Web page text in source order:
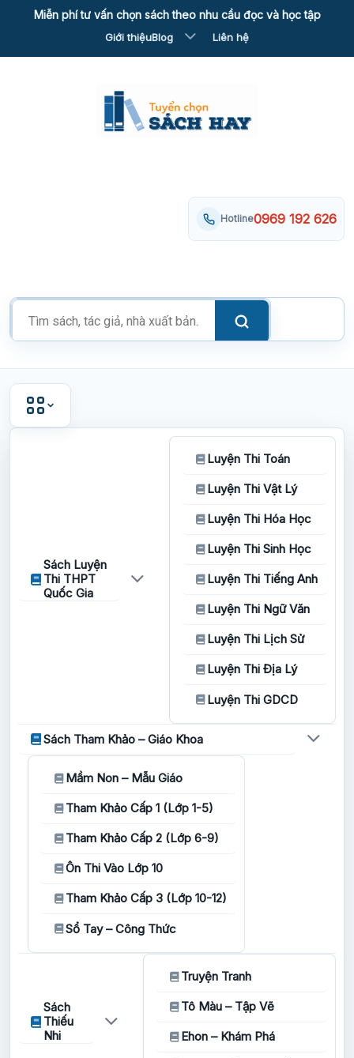
Miễn phí tư vấn chọn sách theo nhu cầu đọc và học tập
Giới thiệuBlog Liên hệ
Tìm
kiếm
phẩm
Hotline0969 192 626
Sách Luyện
Thi THPT
Quốc Gia
Luyện Thi Toán
Luyện Thi Vật Lý
Luyện Thi Hóa Học
Luyện Thi Sinh Học
Luyện Thi Tiếng Anh
Luyện Thi Ngữ Văn
Luyện Thi Lịch Sử
Luyện Thi Địa Lý
Luyện Thi GDCD
Sách Tham Khảo – Giáo Khoa
Mầm Non – Mẫu Giáo
Tham Khảo Cấp 1 (Lớp 1-5)
Tham Khảo Cấp 2 (Lớp 6-9)
Ôn Thi Vào Lớp 10
Tham Khảo Cấp 3 (Lớp 10-12)
Sổ Tay – Công Thức
Sách
Thiếu
Nhi
Truyện Tranh
Tô Màu – Tập Vẽ
Ehon – Khám Phá